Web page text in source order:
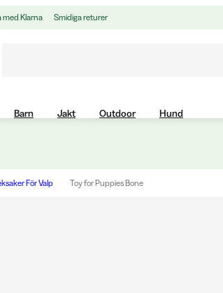
med Klarna Smidiga returer
Barn Jakt Outdoor Hund
För Valp Toy for Puppies Bone